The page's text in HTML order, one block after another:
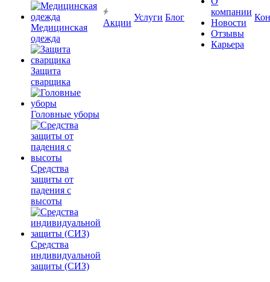
Медицинская
одежда
Защита
сварщика
Головные уборы
Средства
защиты от
падения с
высоты
Средства
индивидуальной
защиты (СИЗ)
Акции
Услуги Блог
компании
Новости
Отзывы
Карьера